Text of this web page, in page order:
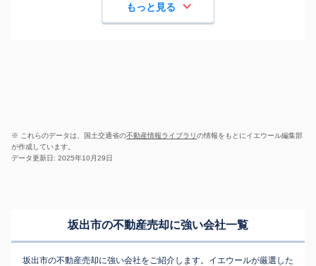
もっと見る
※ これらのデータは、国土交通省の不動産情報ライブラリの情報をもとにイエウール編集部
が作成しています。
データ更新日: 2025年10月29日
坂出市の不動産売却に強い会社一覧
坂出市の不動産売却に強い会社をご紹介します。イエウールが厳選した